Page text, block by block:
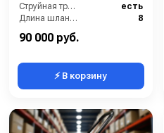
Струйная трубка (копьё):
есть
Длина шланга ВД (м):
8
90 000 руб.
⚡ В корзину